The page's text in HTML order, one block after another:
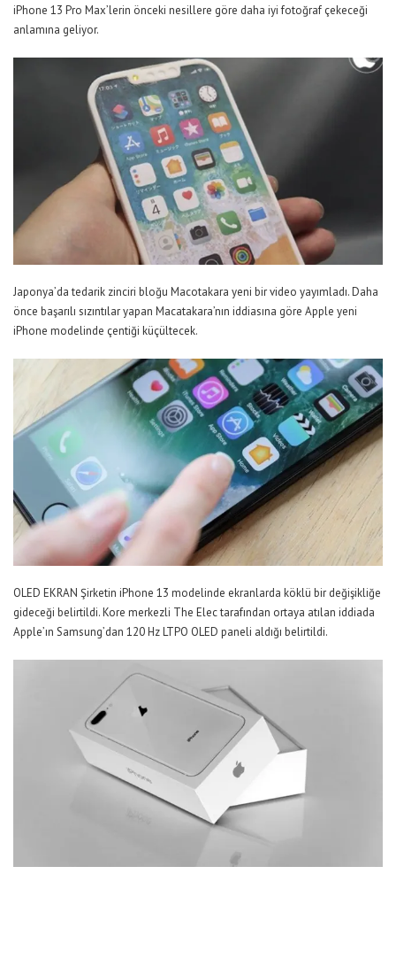
iPhone 13 Pro Max’lerin önceki nesillere göre daha iyi fotoğraf çekeceği
anlamına geliyor.
Japonya’da tedarik zinciri bloğu Macotakara yeni bir video yayımladı. Daha
önce başarılı sızıntılar yapan Macatakara’nın iddiasına göre Apple yeni
iPhone modelinde çentiği küçültecek.
OLED EKRAN Şirketin iPhone 13 modelinde ekranlarda köklü bir değişikliğe
gideceği belirtildi. Kore merkezli The Elec tarafından ortaya atılan iddiada
Apple’ın Samsung’dan 120 Hz LTPO OLED paneli aldığı belirtildi.